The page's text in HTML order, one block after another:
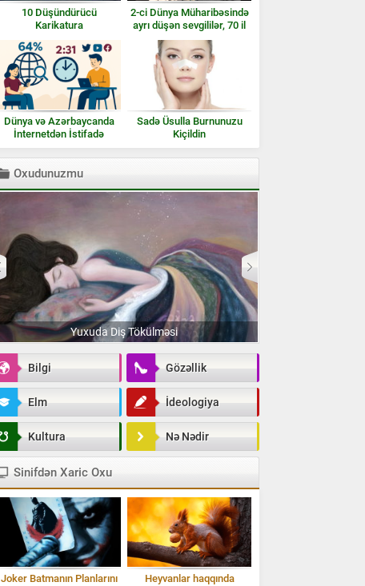
10 Düşündürücü
Karikatura
2-ci Dünya Müharibəsində
ayrı düşən sevgililər, 70 il
sonra… – VİDEO
Dünya və Azərbaycanda
İnternetdən İstifadə
Sadə Üsulla Burnunuzu
Kiçildin
Oxudunuzmu
Yuxuda Diş Tökülməsi
Bilgi Gözəllik
Elm İdeologiya
Kultura Nə Nədir
Sinifdən Xaric Oxu
Joker Batmanın Planlarını
Heyvanlar haqqında